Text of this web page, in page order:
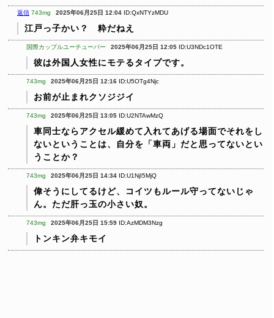
返信 743mg 2025年06月25日 12:04 ID:QxNTYzMDU
江戸っ子かい？ 粋だねえ
国際カップルユーチューバー 2025年06月25日 12:05 ID:U3NDc1OTE
彼は外国人女性にモテるタイプです。
743mg 2025年06月25日 12:16 ID:U5OTg4Njc
お前が止まれクソジジイ
743mg 2025年06月25日 13:05 ID:U2NTAwMzQ
車同士ならアクセル緩めて入れてあげる場面でそれをし
ないということは、自分を「車両」だと思ってないとい
うことか？
743mg 2025年06月25日 14:34 ID:U1NjI5MjQ
偉そうにしてるけど、コイツもルール守ってないじゃ
ん。ただ肝っ玉の小さい奴。
743mg 2025年06月25日 15:59 ID:AzMDM3Nzg
トンキン弁キモイ